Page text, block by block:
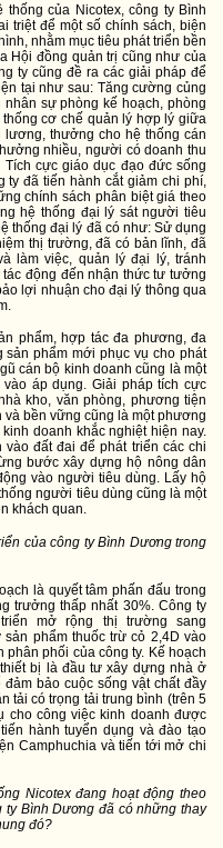
thống của Nicotex, công ty Bình
triệt để một số chính sách, biện
nhằm mục tiêu phát triển bền
Hội đồng quản trị cũng như của
ty cũng đề ra các giải pháp để
tại như sau: Tăng cường củng
sự phòng kế hoạch, phòng
cơ chế quản lý hợp lý giữa
thưởng cho hệ thống cán
nhiều, người có doanh thu
cực giáo dục đạo đức sống
ty đã tiến hành cắt giảm chi phí,
chính sách phân biệt giá theo
hệ thống đại lý sát người tiêu
thống đại lý đã có như: Sử dụng
thị trường, đã có bản lĩnh, đã
làm việc, quản lý đại lý, tránh
động đến nhận thức tư tưởng
lợi nhuận cho đại lý thông qua
phẩm, hợp tác đa phương, đa
phẩm mới phục vụ cho phát
cán bộ kinh doanh cũng là một
áp dụng. Giải pháp tích cực
kho, văn phòng, phương tiện
bền vững cũng là một phương
doanh khắc nghiệt hiện nay.
đất đai để phát triển các chi
bước xây dựng hộ nông dân
vào người tiêu dùng. Lấy hộ
người tiêu dùng cũng là một
khách quan.
của công ty Bình Dương trong
là quyết tâm phấn đấu trong
trưởng thấp nhất 30%. Công ty
mở rộng thị trường sang
phẩm thuốc trừ cỏ 2,4D vào
phối của công ty. Kế hoạch
bị là đầu tư xây dựng nhà ở
bảo cuộc sống vật chất đầy
tải có trọng tải trung bình (trên 5
cho công việc kinh doanh được
hành tuyển dụng và đào tạo
Camphuchia và tiến tới mở chi
Nicotex đang hoạt động theo
ty Bình Dương đã có những thay
đó?